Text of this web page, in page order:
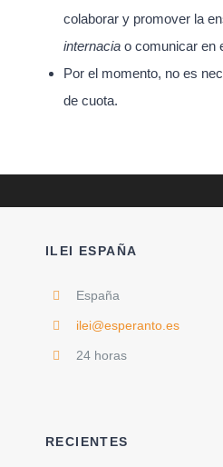
colaborar y promover la
internacia o comunicar en
Por el momento, no es
de cuota.
ILEI ESPAÑA
España
ilei@esperanto.es
24 horas
RECIENTES